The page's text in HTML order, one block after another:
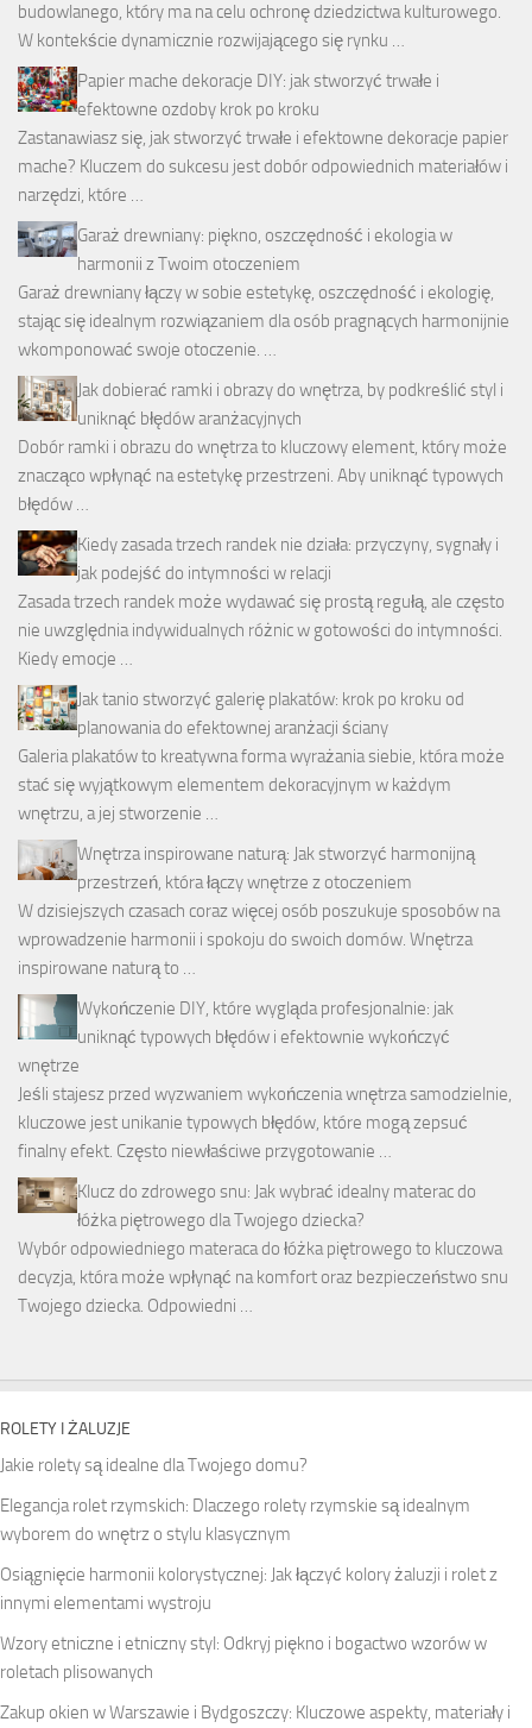
budowlanego, który ma na celu ochronę dziedzictwa kulturowego.
W kontekście dynamicznie rozwijającego się rynku …
Papier mache dekoracje DIY: jak stworzyć trwałe i
efektowne ozdoby krok po kroku
Zastanawiasz się, jak stworzyć trwałe i efektowne dekoracje papier
mache? Kluczem do sukcesu jest dobór odpowiednich materiałów i
narzędzi, które …
Garaż drewniany: piękno, oszczędność i ekologia w
harmonii z Twoim otoczeniem
Garaż drewniany łączy w sobie estetykę, oszczędność i ekologię,
stając się idealnym rozwiązaniem dla osób pragnących harmonijnie
wkomponować swoje otoczenie. …
Jak dobierać ramki i obrazy do wnętrza, by podkreślić styl i
uniknąć błędów aranżacyjnych
Dobór ramki i obrazu do wnętrza to kluczowy element, który może
znacząco wpłynąć na estetykę przestrzeni. Aby uniknąć typowych
błędów …
Kiedy zasada trzech randek nie działa: przyczyny, sygnały i
jak podejść do intymności w relacji
Zasada trzech randek może wydawać się prostą regułą, ale często
nie uwzględnia indywidualnych różnic w gotowości do intymności.
Kiedy emocje …
Jak tanio stworzyć galerię plakatów: krok po kroku od
planowania do efektownej aranżacji ściany
Galeria plakatów to kreatywna forma wyrażania siebie, która może
stać się wyjątkowym elementem dekoracyjnym w każdym
wnętrzu, a jej stworzenie …
Wnętrza inspirowane naturą: Jak stworzyć harmonijną
przestrzeń, która łączy wnętrze z otoczeniem
W dzisiejszych czasach coraz więcej osób poszukuje sposobów na
wprowadzenie harmonii i spokoju do swoich domów. Wnętrza
inspirowane naturą to …
Wykończenie DIY, które wygląda profesjonalnie: jak
uniknąć typowych błędów i efektownie wykończyć
wnętrze
Jeśli stajesz przed wyzwaniem wykończenia wnętrza samodzielnie,
kluczowe jest unikanie typowych błędów, które mogą zepsuć
finalny efekt. Często niewłaściwe przygotowanie …
Klucz do zdrowego snu: Jak wybrać idealny materac do
łóżka piętrowego dla Twojego dziecka?
Wybór odpowiedniego materaca do łóżka piętrowego to kluczowa
decyzja, która może wpłynąć na komfort oraz bezpieczeństwo snu
Twojego dziecka. Odpowiedni …
ROLETY I ŻALUZJE
Jakie rolety są idealne dla Twojego domu?
Elegancja rolet rzymskich: Dlaczego rolety rzymskie są idealnym
wyborem do wnętrz o stylu klasycznym
Osiągnięcie harmonii kolorystycznej: Jak łączyć kolory żaluzji i rolet z
innymi elementami wystroju
Wzory etniczne i etniczny styl: Odkryj piękno i bogactwo wzorów w
roletach plisowanych
Zakup okien w Warszawie i Bydgoszczy: Kluczowe aspekty, materiały i